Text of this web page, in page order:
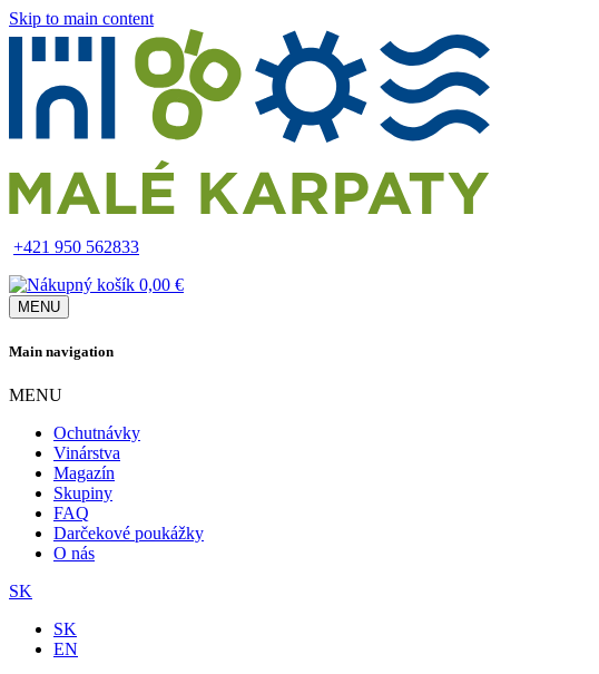
Skip to main content
+421 950 562833
0,00 €
MENU
Main navigation
MENU
Ochutnávky
Vinárstva
Magazín
Skupiny
FAQ
Darčekové poukážky
O nás
SK
SK
EN